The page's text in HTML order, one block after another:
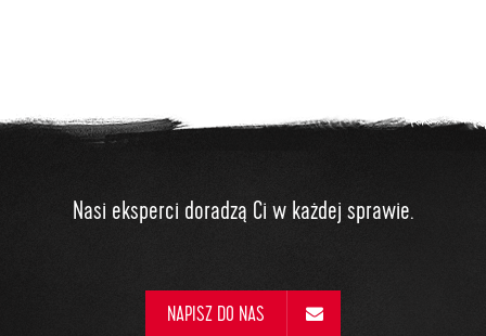
Nasi eksperci doradzą Ci w każdej sprawie.
NAPISZ DO NAS